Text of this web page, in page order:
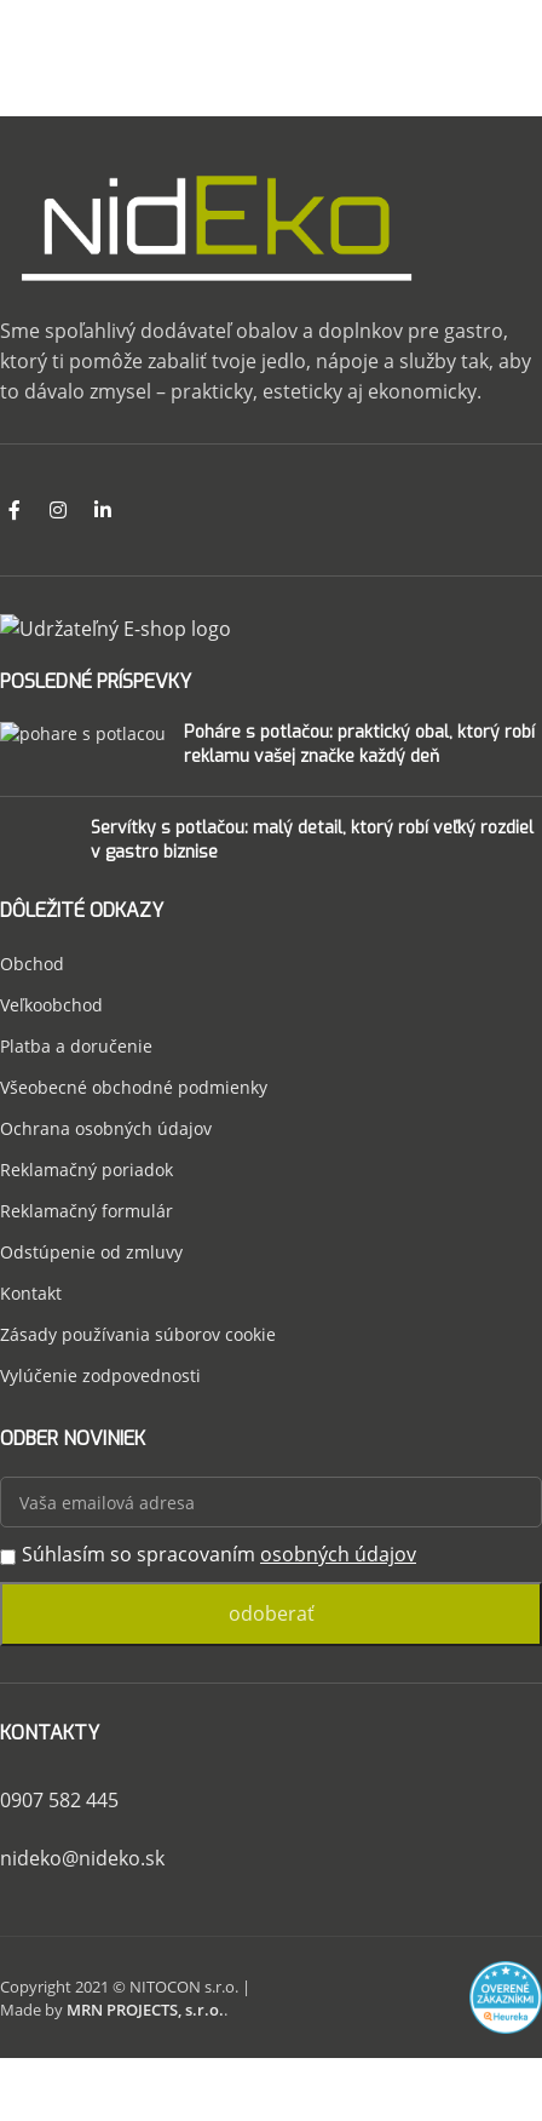
Sme spoľahlivý dodávateľ obalov a doplnkov pre gastro,
ktorý ti pomôže zabaliť tvoje jedlo, nápoje a služby tak, aby
to dávalo zmysel – prakticky, esteticky aj ekonomicky.
POSLEDNÉ PRÍSPEVKY
Poháre s potlačou: praktický obal, ktorý robí
reklamu vašej značke každý deň
Servítky s potlačou: malý detail, ktorý robí veľký rozdiel
v gastro biznise
DÔLEŽITÉ ODKAZY
Obchod
Veľkoobchod
Platba a doručenie
Všeobecné obchodné podmienky
Ochrana osobných údajov
Reklamačný poriadok
Reklamačný formulár
Odstúpenie od zmluvy
Kontakt
Zásady používania súborov cookie
Vylúčenie zodpovednosti
ODBER NOVINIEK
Súhlasím so spracovaním osobných údajov
KONTAKTY
0907 582 445
nideko@nideko.sk
Copyright 2021 © NITOCON s.r.o. |
Made by MRN PROJECTS, s.r.o..